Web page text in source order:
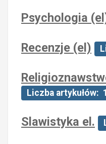
Psychologia
Recenzje (el)
Liczba artykułów:
Slawistyka el.